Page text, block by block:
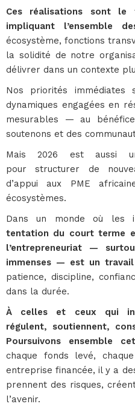
Ces réalisations sont
impliquant l’ensemble
écosystème, fonctions
la solidité de notre
délivrer dans un contexte
Nos priorités
dynamiques engagées en
mesurables — au
soutenons et des
Mais 2026 est aussi
pour structurer de
d’appui aux PME
écosystèmes.
Dans un monde où les
tentation du court terme
l’entrepreneuriat —
immenses — est un
patience, discipline,
dans la durée.
À celles et ceux qui
régulent, soutiennent,
Poursuivons ensemble
chaque fonds levé,
entreprise financée, il y a
prennent des risques,
l’avenir.